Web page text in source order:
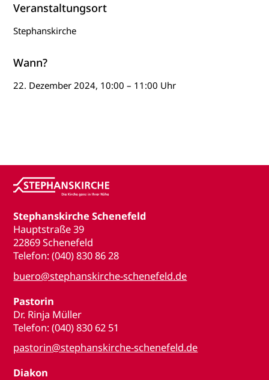
Veranstaltungsort
Stephanskirche
Wann?
22. Dezember 2024, 10:00 – 11:00 Uhr
Stephanskirche Schenefeld
Hauptstraße 39
22869 Schenefeld
Telefon: (040) 830 86 28
buero@stephanskirche-schenefeld.de
Pastorin
Dr. Rinja Müller
Telefon: (040) 830 62 51
pastorin@stephanskirche-schenefeld.de
Diakon